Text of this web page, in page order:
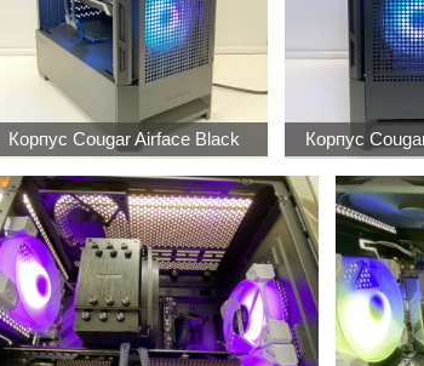
Корпус Cougar Airface Black Корпус